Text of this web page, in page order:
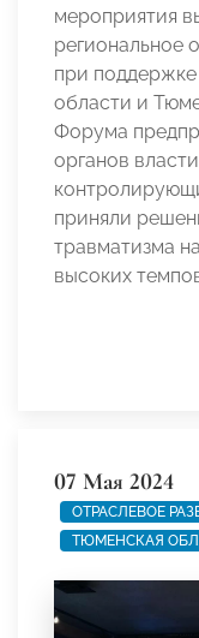
мероприятия
при
области и
Форума
органов
приняли
травматизма
высоких
07 Мая 2024
ОТРАСЛЕВОЕ
ТЮМЕНСКАЯ